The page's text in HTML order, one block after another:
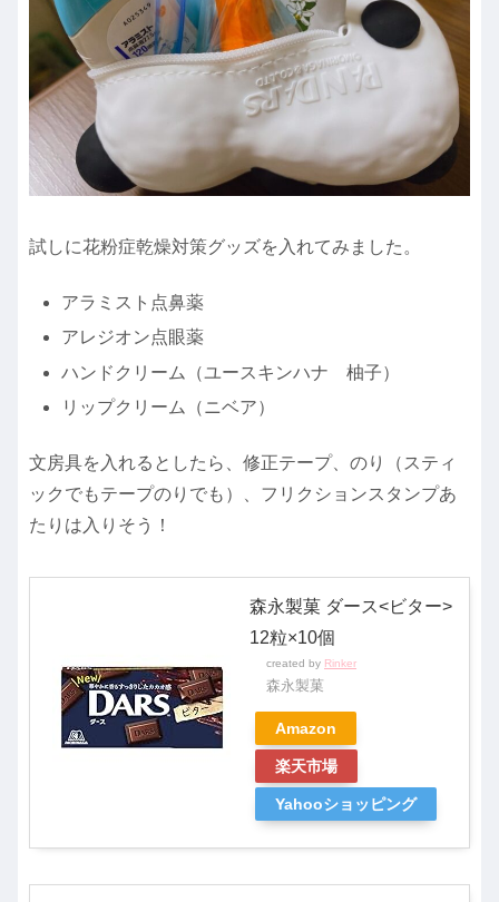
試しに花粉症乾燥対策グッズを入れてみました。
アラミスト点鼻薬
アレジオン点眼薬
ハンドクリーム（ユースキンハナ 柚子）
リップクリーム（ニベア）
文房具を入れるとしたら、修正テープ、のり（スティ
ックでもテープのりでも）、フリクションスタンプあ
たりは入りそう！
森永製菓 ダース<ビター>
12粒×10個
created by Rinker
森永製菓
Amazon
楽天市場
Yahooショッピング